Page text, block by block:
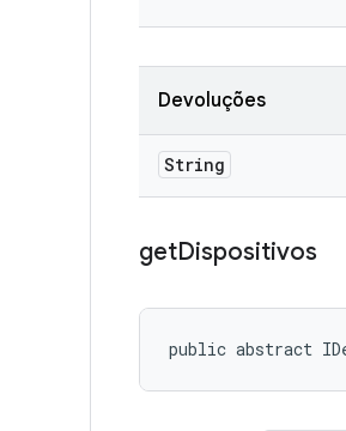
Devoluções
String
getDispositivos
public abstract